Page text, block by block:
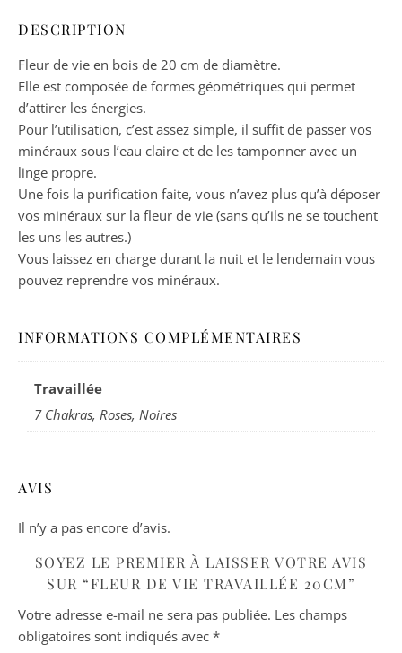
DESCRIPTION
Fleur de vie en bois de 20 cm de diamètre.
Elle est composée de formes géométriques qui permet
d’attirer les énergies.
Pour l’utilisation, c’est assez simple, il suffit de passer vos
minéraux sous l’eau claire et de les tamponner avec un
linge propre.
Une fois la purification faite, vous n’avez plus qu’à déposer
vos minéraux sur la fleur de vie (sans qu’ils ne se touchent
les uns les autres.)
Vous laissez en charge durant la nuit et le lendemain vous
pouvez reprendre vos minéraux.
INFORMATIONS COMPLÉMENTAIRES
Travaillée
7 Chakras, Roses, Noires
AVIS
Il n’y a pas encore d’avis.
SOYEZ LE PREMIER À LAISSER VOTRE AVIS
SUR “FLEUR DE VIE TRAVAILLÉE 20CM”
Votre adresse e-mail ne sera pas publiée. Les champs
obligatoires sont indiqués avec *